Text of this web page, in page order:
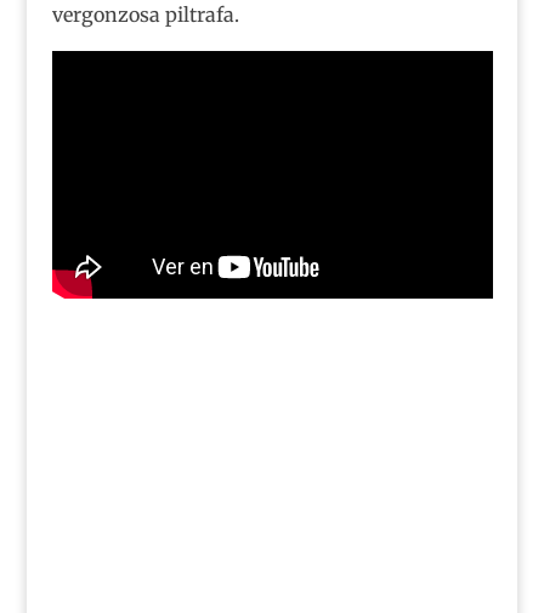
vergonzosa piltrafa.